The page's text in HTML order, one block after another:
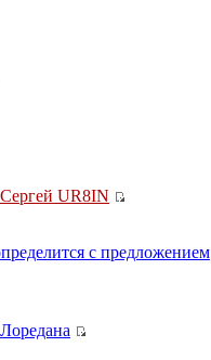
Сергей UR8IN
с предложением
Лоредана